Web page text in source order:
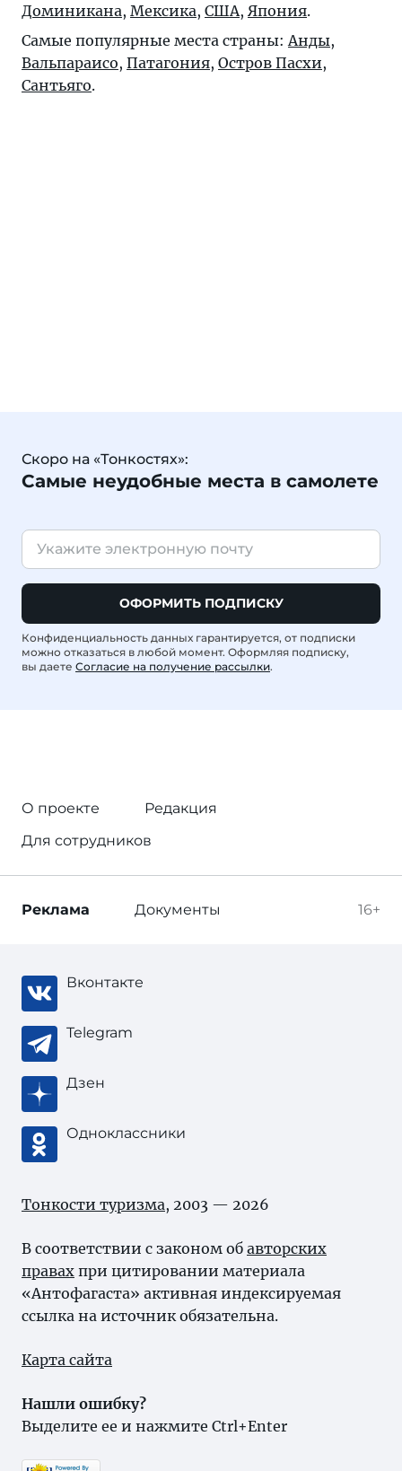
Доминикана, Мексика, США, Япония.
Самые популярные места страны: Анды,
Вальпараисо, Патагония, Остров Пасхи,
Сантьяго.
Скоро на «Тонкостях»:
Самые неудобные места в самолете
ОФОРМИТЬ ПОДПИСКУ
Конфиденциальность данных гарантируется, от подписки
можно отказаться в любой момент. Оформляя подписку,
вы даете Согласие на получение рассылки.
О проекте
Редакция
Для сотрудников
16+
Реклама Документы
Вконтакте
Telegram
Дзен
Одноклассники
Тонкости туризма, 2003 — 2026
В соответствии с законом об авторских
правах при цитировании материала
«Антофагаста» активная индексируемая
ссылка на источник обязательна.
Карта сайта
Нашли ошибку?
Выделите ее и нажмите Ctrl+Enter